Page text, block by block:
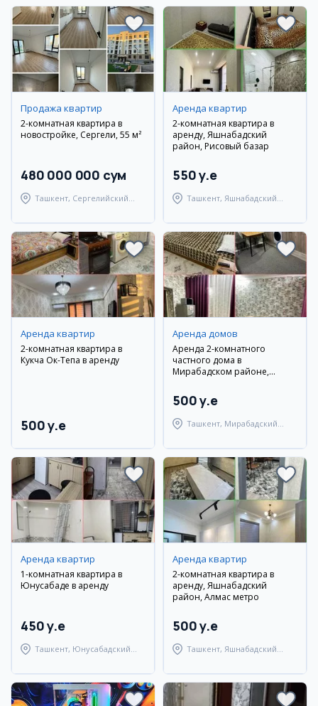
Продажа квартир
2-комнатная квартира в
новостройке, Сергели, 55 м²
480 000 000 сум
Ташкент, Сергелийский
Аренда квартир
2-комнатная квартира в
аренду, Яшнабадский
район, Рисовый базар
550 y.e
Ташкент, Яшнабадский
Аренда квартир
2-комнатная квартира в
Кукча Ок-Тепа в аренду
500 y.e
Аренда домов
Аренда 2-комнатного
частного дома в
Мирабадском районе,
500 y.e
Ташкент, Мирабадский
Аренда квартир
1-комнатная квартира в
Юнусабаде в аренду
450 y.e
Ташкент, Юнусабадский
Аренда квартир
2-комнатная квартира в
аренду, Яшнабадский
район, Алмас метро
500 y.e
Ташкент, Яшнабадский